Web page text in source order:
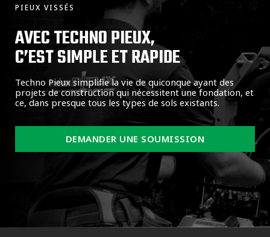
PIEUX VISSÉS
AVEC TECHNO PIEUX,
C’EST SIMPLE ET RAPIDE
Techno Pieux simplifie la vie de quiconque ayant des
projets de construction qui nécessitent une fondation, et
ce, dans presque tous les types de sols existants.
DEMANDER UNE SOUMISSION